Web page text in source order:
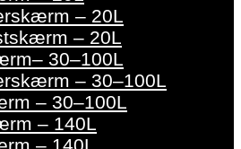
– 20L
– 20L
30–100L
– 30–100L
– 30–100L
– 140L